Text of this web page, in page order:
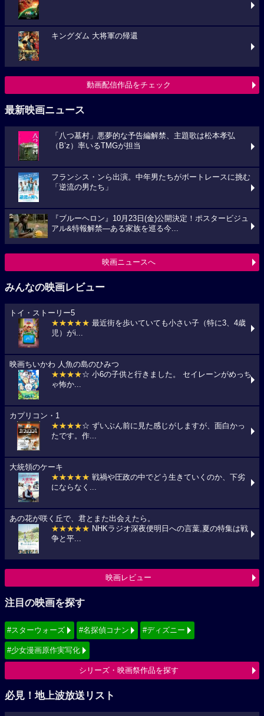
キングダム 大将軍の帰還
動画配信作品をチェック
最新映画ニュース
「八つ墓村」悪夢的な予告編解禁、主題歌は松本孝弘
（B’z）率いるTMGが担当
フランシス・ンら出演。中年男たちがボートレースに挑む
「逆流の男たち」
『ブルーヘロン』10月23日(金)公開決定！ポスタービジュ
アル&特報解禁―ある家族を巡る今...
映画ニュースへ
みんなの映画レビュー
トイ・ストーリー5
★★★★★ 最近街を歩いていても小さい子（特に3、4歳
児）がi...
映画ちいかわ 人魚の島のひみつ
★★★★☆ 小6の子供と行きました。 セイレーンがめっち
ゃ怖か...
カプリコン・1
★★★★☆ ずいぶん前に見た感じがしますが、面白かっ
たです。作...
大統領のケーキ
★★★★★ 戦禍や圧政の中でどう生きていくのか、下劣
にならなく...
あの花が咲く丘で、君とまた出会えたら。
★★★★★ NHKラジオ深夜便明日への言葉,夏の特集は戦
争と平...
映画レビュー
注目の映画を探す
#スターウォーズ #名探偵コナン #ディズニー
#少女漫画原作実写化
シリーズ・映画祭作品を探す
必見！地上波放送リスト